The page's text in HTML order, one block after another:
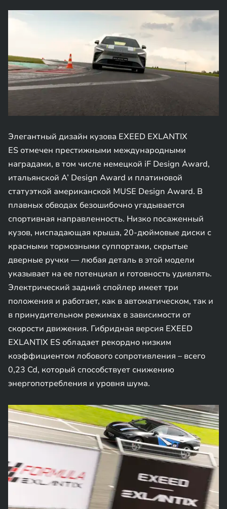
Элегантный дизайн кузова EXEED EXLANTIX
ES отмечен престижными международными
наградами, в том числе немецкой iF Design Award,
итальянской A’ Design Award и платиновой
статуэткой американской MUSE Design Award. В
плавных обводах безошибочно угадывается
спортивная направленность. Низко посаженный
кузов, ниспадающая крыша, 20-дюймовые диски с
красными тормозными суппортами, скрытые
дверные ручки — любая деталь в этой модели
указывает на ее потенциал и готовность удивлять.
Электрический задний спойлер имеет три
положения и работает, как в автоматическом, так и
в принудительном режимах в зависимости от
скорости движения. Гибридная версия EXEED
EXLANTIX ES обладает рекордно низким
коэффициентом лобового сопротивления – всего
0,23 Cd, который способствует снижению
энергопотребления и уровня шума.